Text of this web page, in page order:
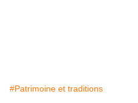
#Patrimoine et traditions